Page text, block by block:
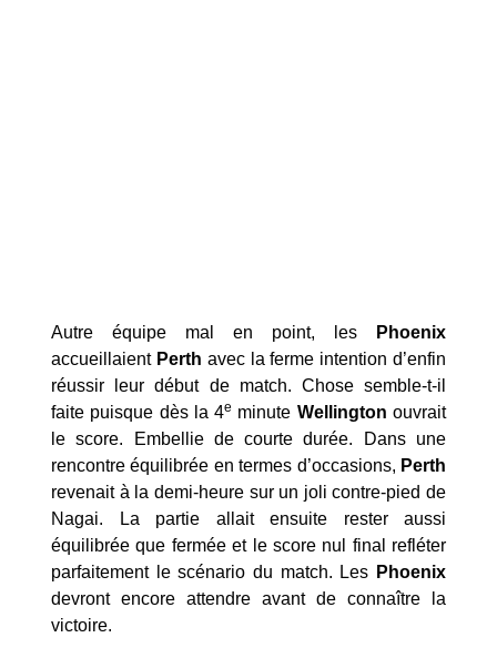
Autre équipe mal en point, les
Phoenix
accueillaient Perth avec la ferme intention d’enfin
réussir leur début de match. Chose semble-t-il
faite puisque dès la 4e minute Wellington ouvrait
le score. Embellie de courte durée. Dans une
rencontre équilibrée en termes d’occasions, Perth
revenait à la demi-heure sur un joli contre-pied de
Nagai. La partie allait ensuite rester aussi
équilibrée que fermée et le score nul final refléter
parfaitement le scénario du match. Les Phoenix
devront encore attendre avant de connaître la
victoire.